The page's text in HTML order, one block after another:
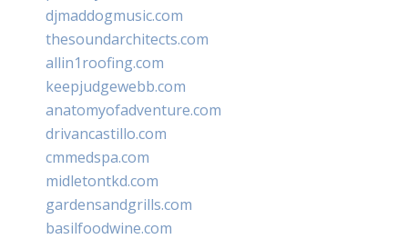
djmaddogmusic.com
thesoundarchitects.com
allin1roofing.com
keepjudgewebb.com
anatomyofadventure.com
drivancastillo.com
cmmedspa.com
midletontkd.com
gardensandgrills.com
basilfoodwine.com